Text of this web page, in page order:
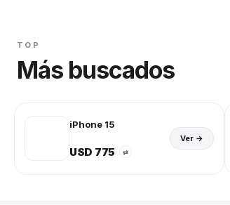
TOP
Más buscados
iPhone 15
USD 775 ⇄
Ver →